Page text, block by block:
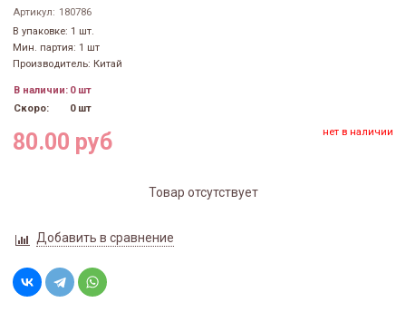
Артикул: 180786
В упаковке: 1 шт.
Мин. партия: 1 шт
Производитель: Китай
В наличии: 0 шт
Скоро:
0 шт
80.00 руб нет в наличии
Товар отсутствует
Добавить в сравнение